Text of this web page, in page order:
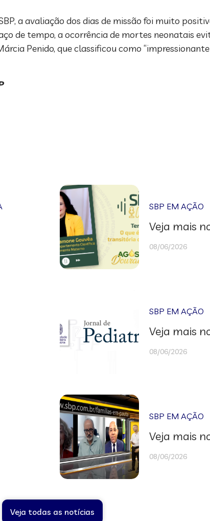
a avaliação dos dias de missão foi muito
de tempo, a ocorrência de mortes neonatais
Penido, que classificou como
SBP EM AÇÃO
Veja mais
08/06/2026
SBP EM AÇÃO
Veja mais
08/06/2026
SBP EM AÇÃO
Veja mais
08/06/2026
Veja todas as notícias